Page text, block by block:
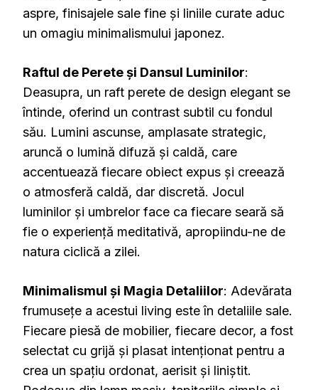
aspre, finisajele sale fine și liniile curate aduc
un omagiu minimalismului japonez.
Raftul de Perete și Dansul Luminilor:
Deasupra, un raft perete de design elegant se
întinde, oferind un contrast subtil cu fondul
său. Lumini ascunse, amplasate strategic,
aruncă o lumină difuză și caldă, care
accentuează fiecare obiect expus și creează
o atmosferă caldă, dar discretă. Jocul
luminilor și umbrelor face ca fiecare seară să
fie o experiență meditativă, apropiindu-ne de
natura ciclică a zilei.
Minimalismul și Magia Detaliilor: Adevărata
frumusețe a acestui living este în detaliile sale.
Fiecare piesă de mobilier, fiecare decor, a fost
selectat cu grijă și plasat intenționat pentru a
crea un spațiu ordonat, aerisit și liniștit.